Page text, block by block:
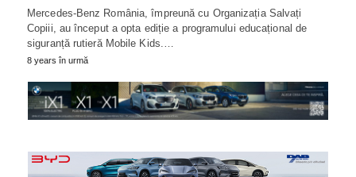
Mercedes-Benz România, împreună cu Organizația Salvați
Copiii, au început a opta ediție a programului educațional de
siguranță rutieră Mobile Kids.…
8 years în urmă